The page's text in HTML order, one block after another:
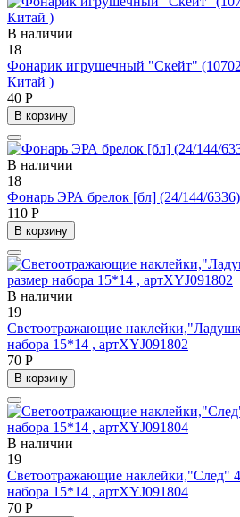
В наличии
18
Фонарик игрушечный "Скейт"
Китай )
40 Р
В корзину
В наличии
18
Фонарь ЭРА брелок [бл] (24/144/
110 Р
В корзину
В наличии
19
Светоотражающие
набора 15*14 , артXYJ091802
70 Р
В корзину
В наличии
19
Светоотражающие наклейки,"След"
набора 15*14 , артXYJ091804
70 Р